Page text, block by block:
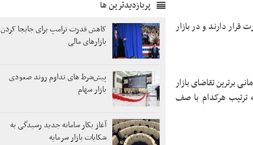
قرار دارند و در بازار
۴۱، ۲۳ و ۱۶ میلیارد تومانی برترین تقاضای بازار
ترتیب هرکدام با صف
پربازدیدترین ها
کاهش قدرت ترامپ برای جابجا کردن
بازارهای مالی
پیش‌شرط‌ های تداوم روند صعودی
بازار سهام
آغاز بکار سامانه جدید رسیدگی به
شکایات بازار سرمایه